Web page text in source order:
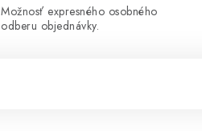
Možnosť expresného osobného
odberu objednávky.